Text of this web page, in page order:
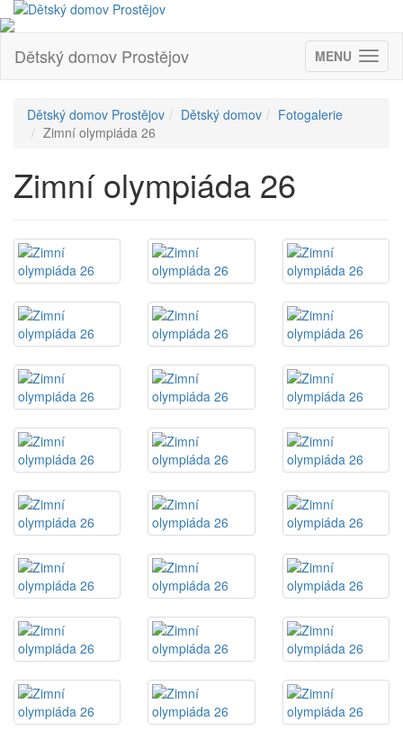
MENU
Dětský domov Prostějov
Dětský domov Prostějov Dětský domov
Fotogalerie
Zimní olympiáda 26
Zimní olympiáda 26